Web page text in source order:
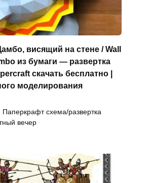
висящий на стене / Wall
из бумаги — развертка
скачать бесплатно |
моделирования
схема/развертка
вечер